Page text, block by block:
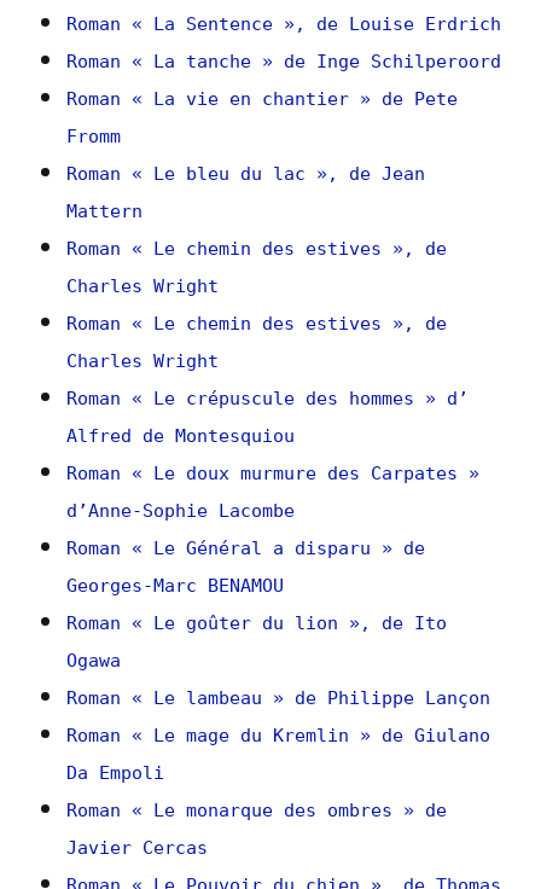
Roman « La Sentence », de Louise Erdrich
Roman « La tanche » de Inge Schilperoord
Roman « La vie en chantier » de Pete
Fromm
Roman « Le bleu du lac », de Jean
Mattern
Roman « Le chemin des estives », de
Charles Wright
Roman « Le chemin des estives », de
Charles Wright
Roman « Le crépuscule des hommes » d’
Alfred de Montesquiou
Roman « Le doux murmure des Carpates »
d’Anne-Sophie Lacombe
Roman « Le Général a disparu » de
Georges-Marc BENAMOU
Roman « Le goûter du lion », de Ito
Ogawa
Roman « Le lambeau » de Philippe Lançon
Roman « Le mage du Kremlin » de Giulano
Da Empoli
Roman « Le monarque des ombres » de
Javier Cercas